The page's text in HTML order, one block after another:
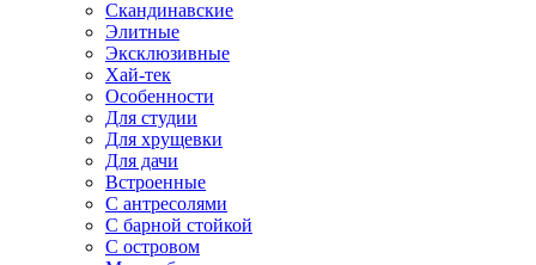
Скандинавские
Элитные
Эксклюзивные
Хай-тек
Особенности
Для студии
Для хрущевки
Для дачи
Встроенные
С антресолями
С барной стойкой
С островом